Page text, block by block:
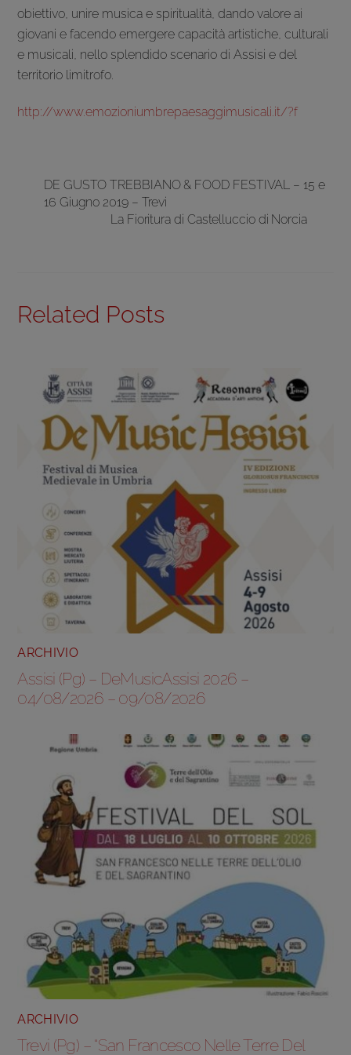
obiettivo, unire musica e spiritualità, dando valore ai
giovani e facendo emergere capacità artistiche, culturali
e musicali, nello splendido scenario di Assisi e del
territorio limitrofo.
http://www.emozioniumbrepaesaggimusicali.it/?f
DE GUSTO TREBBIANO & FOOD FESTIVAL – 15 e
16 Giugno 2019 – Trevi
La Fioritura di Castelluccio di Norcia
Related Posts
ARCHIVIO
Assisi (Pg) – DeMusicAssisi 2026 –
04/08/2026 – 09/08/2026
ARCHIVIO
Trevi (Pg) – “San Francesco Nelle Terre Del